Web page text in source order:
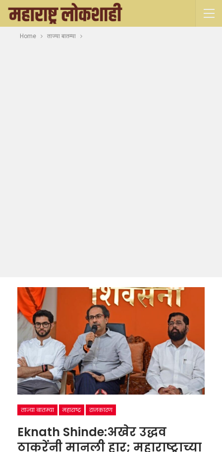
Home ताज्या बातम्या
ताज्या बातम्या महाराष्ट्र राजकारण
Eknath Shinde:अखेर उद्धव
ठाकरेंनी मानली हार; महाराष्ट्राच्या